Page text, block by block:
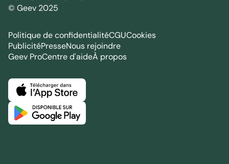
© Geev 2025
Politique de confidentialitéCGUCookies
PublicitéPresseNous rejoindre
Geev ProCentre d'aideÀ propos